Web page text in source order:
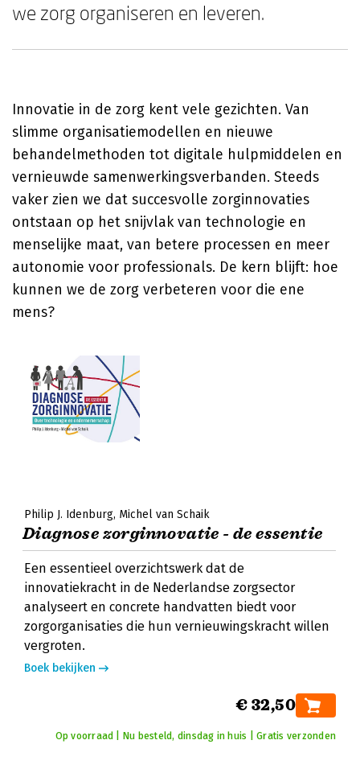
we zorg organiseren en leveren.
Innovatie in de zorg kent vele gezichten. Van
slimme organisatiemodellen en nieuwe
behandelmethoden tot digitale hulpmiddelen en
vernieuwde samenwerkingsverbanden. Steeds
vaker zien we dat succesvolle zorginnovaties
ontstaan op het snijvlak van technologie en
menselijke maat, van betere processen en meer
autonomie voor professionals. De kern blijft: hoe
kunnen we de zorg verbeteren voor die ene
mens?
Philip J. Idenburg Michel van Schaik
Diagnose zorginnovatie - de essentie
Een essentieel overzichtswerk dat de
innovatiekracht in de Nederlandse zorgsector
analyseert en concrete handvatten biedt voor
zorgorganisaties die hun vernieuwingskracht willen
vergroten.
Boek bekijken
€ 32,50
Op voorraad | Nu besteld, dinsdag in huis | Gratis verzonden